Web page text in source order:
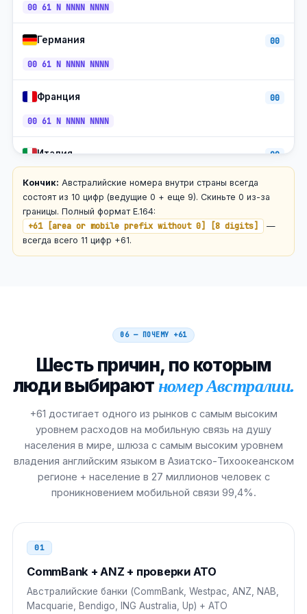
Оптус Мобайл (04xx) +61-4 все АС
Местный тариф (13) все АС
00 61 N NNNN NNNN
Германия 00
00 61 N NNNN NNNN
Франция 00
00 61 N NNNN NNNN
Италия 00
00 61 N NNNN NNNN
Испания
00 61 N NNNN NNNN
Китай 00
Япония
010 61 N NNNN NNNN
Южная Корея
Гонконг
001 61 N NNNN NNNN
Тайвань
Кончик: Австралийские номера внутри страны всегда
состоят из 10 цифр (ведущие 0 + еще 9). Скиньте 0 из-за
границы. Полный формат E.164:
+61 [area or mobile prefix without 0] [8 digits]
—
всегда всего 11 цифр +61.
06 — ПОЧЕМУ +61
Шесть причин, по которым
люди выбираютномер Австралии.
+61 достигает одного из рынков с самым высоким
уровнем расходов на мобильную связь на душу
населения в мире, шлюза с самым высоким уровнем
владения английским языком в Азиатско-Тихоокеанском
регионе + население в 27 миллионов человек с
проникновением мобильной связи 99,4%.
01
CommBank + ANZ + проверки ATO
Австралийские банки (CommBank, Westpac, ANZ, NAB,
Macquarie, Bendigo, ING Australia, Up) + ATO